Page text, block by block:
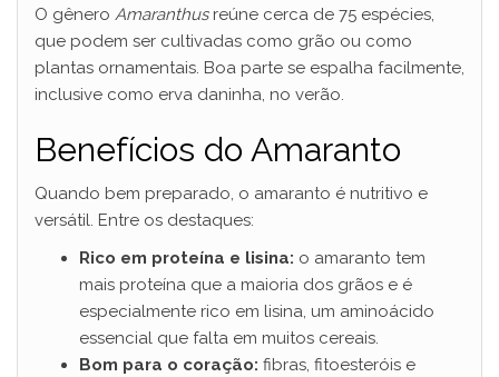
O gênero Amaranthusreúne cerca de 75 espécies,
que podem ser cultivadas como grão ou como
plantas ornamentais. Boa parte se espalha facilmente,
inclusive como erva daninha, no verão.
Benefícios do Amaranto
Quando bem preparado, o amaranto é nutritivo e
versátil. Entre os destaques:
Rico em proteína e lisina: o amaranto tem
mais proteína que a maioria dos grãos e é
especialmente rico em lisina, um aminoácido
essencial que falta em muitos cereais.
Bom para o coração: fibras, fitoesteróis e